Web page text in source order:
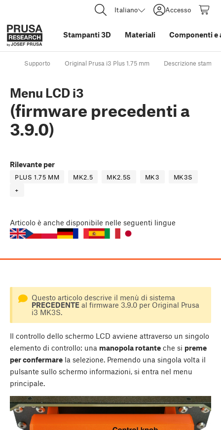
Italiano Accesso
Stampanti 3D Materiali Componenti e
Supporto Original Prusa i3 Plus 1.75 mm Descrizione
Menu LCD i3
(firmware precedenti a
3.9.0)
Rilevante per
PLUS 1.75 MM MK2.5 MK2.5S MK3
MK3S
+
Articolo è anche disponibile nelle seguenti lingue
Questo articolo descrive il menù di sistema
PRECEDENTEal firmware 3.9.0 per Original Prusa
i3 MK3S.
Il controllo dello schermo LCD avviene attraverso un singolo
elemento di controllo: una manopola rotante che si preme
per confermare la selezione. Premendo una singola volta il
pulsante sullo schermo informazioni, si entra nel menu
principale.